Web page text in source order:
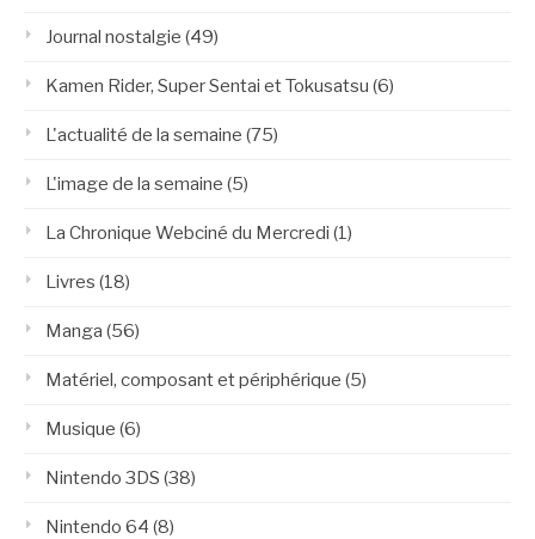
Journal nostalgie (49)
Kamen Rider, Super Sentai et Tokusatsu (6)
L'actualité de la semaine (75)
L'image de la semaine (5)
La Chronique Webciné du Mercredi (1)
Livres (18)
Manga (56)
Matériel, composant et périphérique (5)
Musique (6)
Nintendo 3DS (38)
Nintendo 64 (8)